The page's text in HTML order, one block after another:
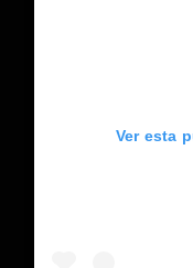
Ver esta